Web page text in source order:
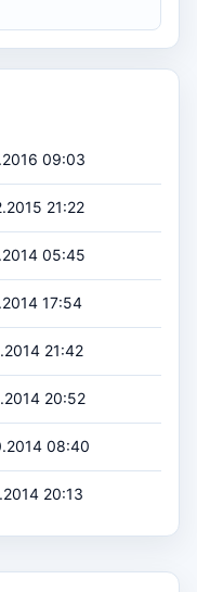
09:03
21:22
05:45
17:54
21:42
20:52
08:40
20:13